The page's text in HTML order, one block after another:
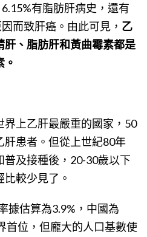
有脂肪肝病史，還有
而致肝癌。由此可見， 乙
肝、脂肪肝和黃曲霉素都是
界上乙肝最嚴重的國家，50
肝患者。但從上世紀80年
及接種後，20-30歲以下
較少見了。
據估算為3.9%，中國為
首位，但龐大的人口基數使